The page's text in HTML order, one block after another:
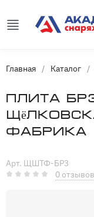
Главная / Каталог /
Плита
Фабрика
Арт. ЩШТФ-БР3
0 отзывов